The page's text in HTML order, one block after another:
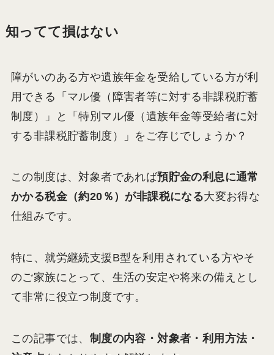
知ってて損はない
障がいのある方や遺族年金を受給している方が利
用できる「マル優（障害者等に対する非課税貯蓄
制度）」と「特別マル優（遺族年金等受給者に対
する非課税貯蓄制度）」をご存じでしょうか？
この制度は、対象者であれば預貯金の利息に通常
かかる税金（約20％）が非課税になる大変お得な
仕組みです。
特に、就労継続支援B型を利用されている方やそ
のご家族にとって、生活の安定や将来の備えとし
て非常に役立つ制度です。
この記事では、 制度の内容・対象者・利用方法・